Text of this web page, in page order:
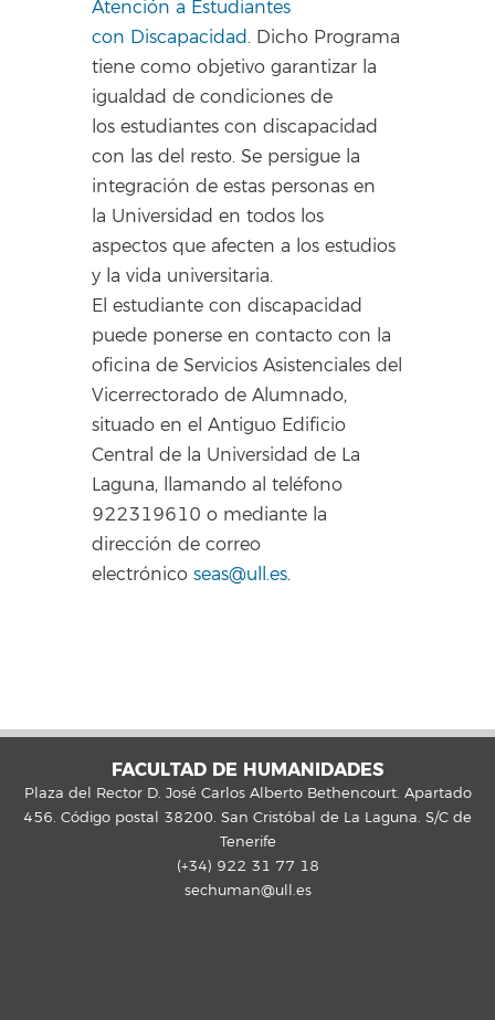
Atención a Estudiantes
con Discapacidad . Dicho Programa
tiene como objetivo garantizar la
igualdad de condiciones de
los estudiantes con discapacidad
con las del resto. Se persigue la
integración de estas personas en
la Universidad en todos los
aspectos que afecten a los estudios
y la vida universitaria.
El estudiante con discapacidad
puede ponerse en contacto con la
oficina de Servicios Asistenciales del
Vicerrectorado de Alumnado,
situado en el Antiguo Edificio
Central de la Universidad de La
Laguna, llamando al teléfono
922319610 o mediante la
dirección de correo
electrónicoseas@ull.es.
FACULTAD DE HUMANIDADES
Plaza del Rector D. José Carlos Alberto Bethencourt. Apartado
456. Código postal 38200. San Cristóbal de La Laguna. S/C de
Tenerife
(+34) 922 31 77 18
sechuman@ull.es